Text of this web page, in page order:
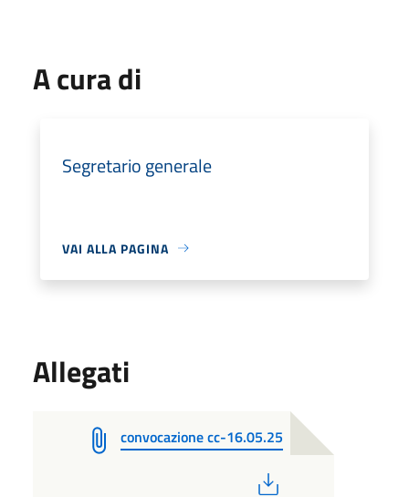
A cura di
Segretario generale
VAI ALLA PAGINA
Allegati
convocazione cc-16.05.25